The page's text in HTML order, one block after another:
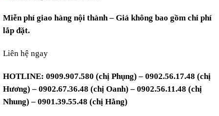
Miễn phí giao hàng nội thành – Giá không bao gồm chi phí
lắp đặt.
Liên hệ ngay
HOTLINE: 0909.907.580 (chị Phụng) – 0902.56.17.48 (chị
Hương) – 0902.67.36.48 (chị Oanh) – 0902.56.11.48 (chị
Nhung) – 0901.39.55.48 (chị Hằng)